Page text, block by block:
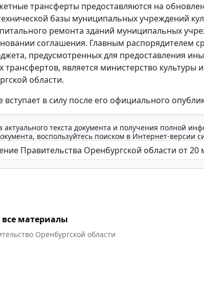
трансферты предоставляются на
базы муниципальных учреждений
ремонта зданий муниципальных
соглашения. Главным распорядителем
предусмотренных для предоставления
является министерство культуры
области.
вступает в силу после его официального
актуального текста документа и получения полной
воспользуйтесь поиском в Интернет-версии
все материалы
Оренбургской области